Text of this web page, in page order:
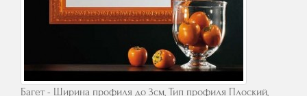
Багет - Ширина профиля до 3см, Тип профиля Плоский,